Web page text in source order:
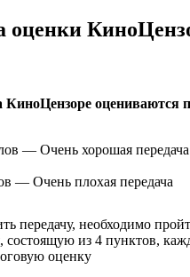
оценки
КиноЦензоре оцениваются
— Очень хорошая передача
— Очень плохая передача
передачу, необходимо
состоящую из 4 пунктов,
оценку